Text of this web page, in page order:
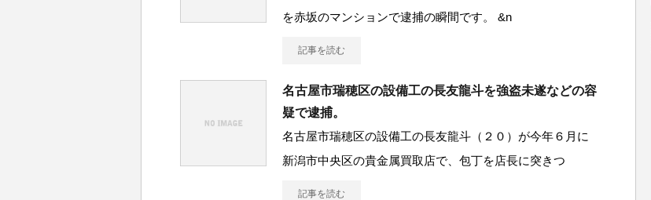
を赤坂のマンションで逮捕の瞬間です。 &n
記事を読む
名古屋市瑞穂区の設備工の長友龍斗を強盗未遂などの容
疑で逮捕。
名古屋市瑞穂区の設備工の長友龍斗（２０）が今年６月に
新潟市中央区の貴金属買取店で、包丁を店長に突きつ
記事を読む